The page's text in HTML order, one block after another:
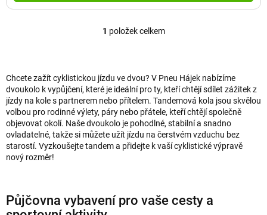
O
á
d
a
c
í
p
y
v
1 položek celkem
Chcete zažít cyklistickou jízdu ve dvou? V Pneu Hájek nabízíme
dvoukolo k vypůjčení, které je ideální pro ty, kteří chtějí sdílet zážitek z
jízdy na kole s partnerem nebo přítelem. Tandemová kola jsou skvělou
volbou pro rodinné výlety, páry nebo přátele, kteří chtějí společně
objevovat okolí. Naše dvoukolo je pohodlné, stabilní a snadno
ovladatelné, takže si můžete užít jízdu na čerstvém vzduchu bez
starostí. Vyzkoušejte tandem a přidejte k vaší cyklistické výpravě
nový rozměr!
Půjčovna vybavení pro vaše cesty a